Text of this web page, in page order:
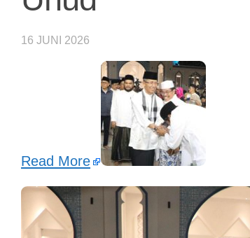
16 JUNI 2026
Read More